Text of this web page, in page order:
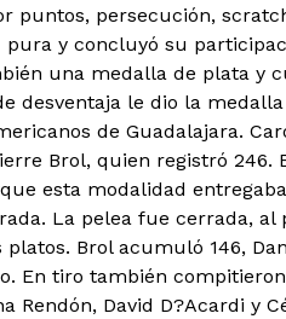
puntos, persecución,
y concluyó su
una medalla de plata y
desventaja le dio la
de Guadalajara.
Brol, quien registró 246.
esta modalidad
La pelea fue cerrada, al
Brol acumuló 146,
En tiro también
David D?Acardi y